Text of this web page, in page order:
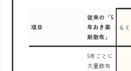
項目
従来の「5
年おき薬
剤散布」
ら
5年ごとに
大量散布